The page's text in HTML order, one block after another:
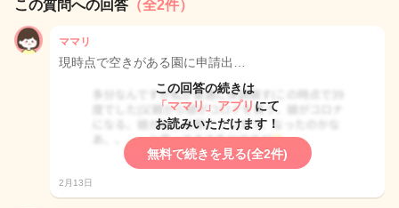
この質問への回答 （全2件）
ママリ
現時点で空きがある園に申請出…
この回答の続きは
「ママリ」アプリ にて
お読みいただけます！
無料で続きを見る(全2件)
2月13日